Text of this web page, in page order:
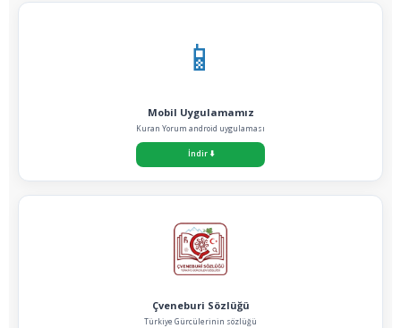
📱
Mobil Uygulamamız
Kuran Yorum android uygulaması
İndir⬇️
Çveneburi Sözlüğü
Türkiye Gürcülerinin sözlüğü